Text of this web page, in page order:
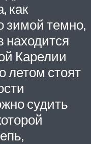
как
зимой темно,
находится
Карелии
летом стоят
судить